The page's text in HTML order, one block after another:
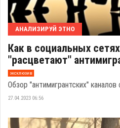
АНАЛИЗИРУЙ ЭТНО
Как в социальных
"расцветают"
эксклюзив
Обзор "антимигрантских"
27.04.2023 06:56